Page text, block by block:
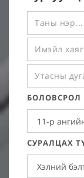
БОЛОВСРОЛ
СУРАЛЦАХ